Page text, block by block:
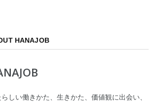
HANAJOB
しい働きかた、生きかた、価値観に出会い、